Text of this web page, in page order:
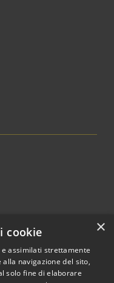
×
cookie
assimilati strettamente
navigazione del sito,
solo fine di elaborare